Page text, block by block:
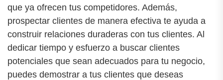
que ya ofrecen tus competidores. Además,
prospectar clientes de manera efectiva te ayuda a
construir relaciones duraderas con tus clientes. Al
dedicar tiempo y esfuerzo a buscar clientes
potenciales que sean adecuados para tu negocio,
puedes demostrar a tus clientes que deseas